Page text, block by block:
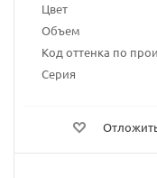
Цвет
Объем
Код оттенка по
Серия